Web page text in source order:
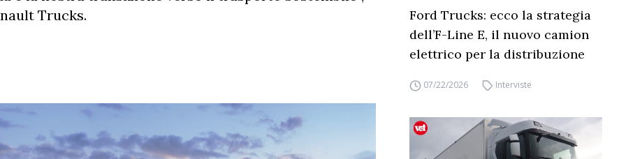
Trucks.
Ford Trucks: ecco la strategia
dell’F-Line E, il nuovo camion
elettrico per la distribuzione
07/22/2026 Interviste